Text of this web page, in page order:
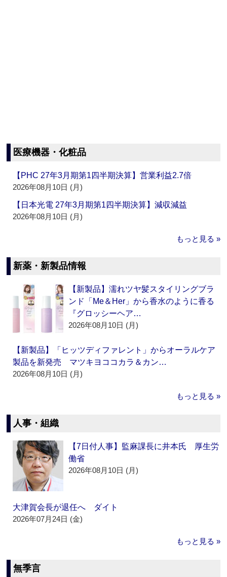
医療機器・化粧品
【PHC 27年3月期第1四半期決算】営業利益2.7倍
2026年08月10日 (月)
【日本光電 27年3月期第1四半期決算】減収減益
2026年08月10日 (月)
もっと見る »
新薬・新製品情報
【新製品】濡れツヤ髪スタイリングブラ
ンド「Me＆Her」から香水のように香る
『グロッシーヘア…
2026年08月10日 (月)
【新製品】「ヒッツディファレント」からオーラルケア
製品を新発売 マツキヨココカラ＆カン…
2026年08月10日 (月)
もっと見る »
人事・組織
【7日付人事】監麻課長に井本氏 厚生労
働省
2026年08月10日 (月)
大津賀会長が退任へ ダイト
2026年07月24日 (金)
もっと見る »
無季言